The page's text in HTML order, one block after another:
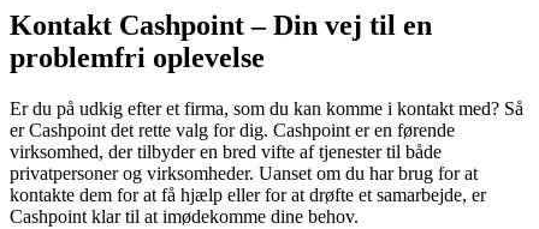
Kontakt Cashpoint – Din vej til en
problemfri oplevelse
Er du på udkig efter et firma, som du kan komme i kontakt med? Så
er Cashpoint det rette valg for dig. Cashpoint er en førende
virksomhed, der tilbyder en bred vifte af tjenester til både
privatpersoner og virksomheder. Uanset om du har brug for at
kontakte dem for at få hjælp eller for at drøfte et samarbejde, er
Cashpoint klar til at imødekomme dine behov.